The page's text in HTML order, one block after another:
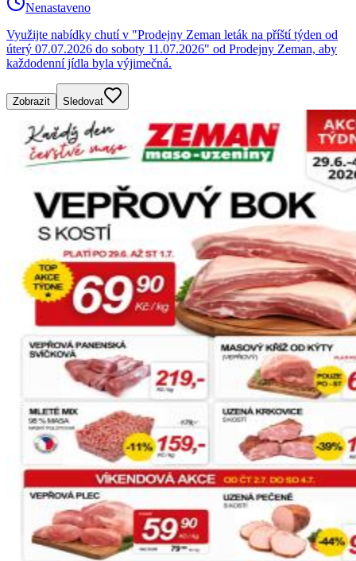
Nenastaveno
Využijte nabídky chutí v "Prodejny Zeman leták na příští týden od
úterý 07.07.2026 do soboty 11.07.2026" od Prodejny Zeman, aby
každodenní jídla byla výjimečná.
Zobrazit Sledovat